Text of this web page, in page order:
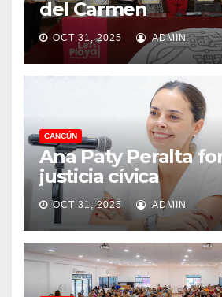
del Carmen
OCT 31, 2025 ADMIN
CANCÚN
Ana Paty Peralta
justicia cívica
OCT 31, 2025 ADMIN